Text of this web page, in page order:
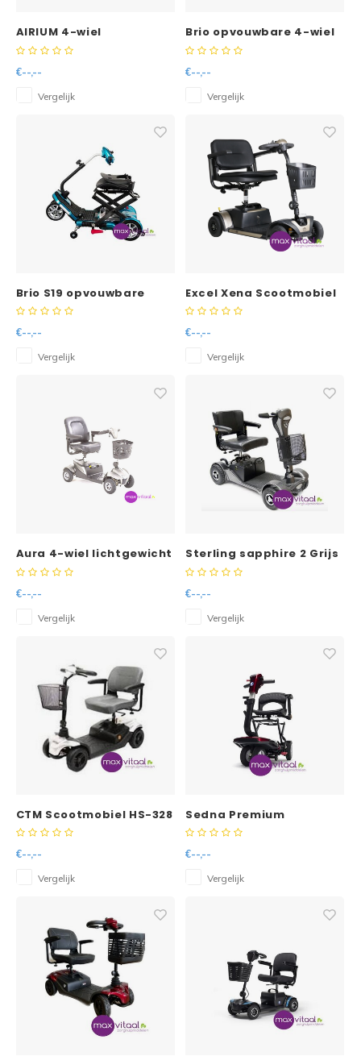
AIRIUM 4-wiel
demontabele
€--,--
Vergelijk
Brio opvouwbare 4-wiel
scootmobiel -
€--,--
Vergelijk
Brio S19 opvouwbare
scootmobiel -
€--,--
Vergelijk
Excel Xena Scootmobiel
(Opvouwbaar)
€--,--
Vergelijk
Aura 4-wiel lichtgewicht
scootmobiel
€--,--
Vergelijk
Sterling sapphire 2 Grijs
4 wiel opvouwbare
€--,--
Vergelijk
CTM Scootmobiel HS-328
uitneembaar / geveerd /
€--,--
Vergelijk
Sedna Premium
opvouwbare
€--,--
Vergelijk